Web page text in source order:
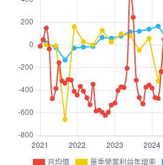
月均價 單季營業利益年增率